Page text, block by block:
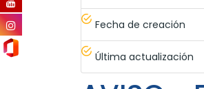
Fecha de creación
Última actualización